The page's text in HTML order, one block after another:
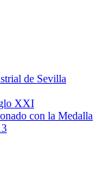
de Sevilla
XXI
con la Medalla